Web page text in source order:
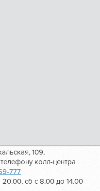
109,
колл-центра
777
сб с 8.00 до 14.00